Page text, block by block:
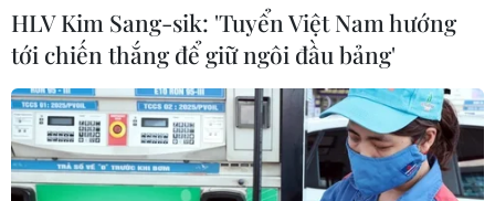
HLV Kim Sang-sik: 'Tuyển Việt Nam hướng
tới chiến thắng để giữ ngôi đầu bảng'